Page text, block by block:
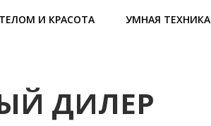
И КРАСОТА УМНАЯ ТЕХНИКА
ДИЛЕР